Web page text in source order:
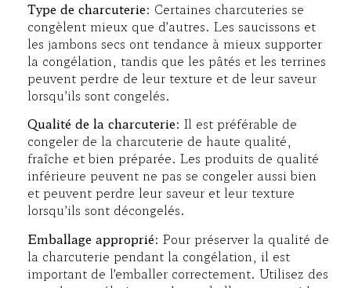
Type de charcuterie: Certaines charcuteries se
congèlent mieux que d’autres. Les saucissons et
les jambons secs ont tendance à mieux supporter
la congélation, tandis que les pâtés et les terrines
peuvent perdre de leur texture et de leur saveur
lorsqu’ils sont congelés.
Qualité de la charcuterie: Il est préférable de
congeler de la charcuterie de haute qualité,
fraîche et bien préparée. Les produits de qualité
inférieure peuvent ne pas se congeler aussi bien
et peuvent perdre leur saveur et leur texture
lorsqu’ils sont décongelés.
Emballage approprié: Pour préserver la qualité de
la charcuterie pendant la congélation, il est
important de l’emballer correctement. Utilisez des